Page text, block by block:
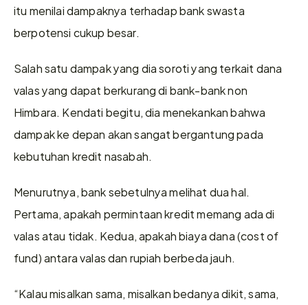
itu menilai dampaknya terhadap bank swasta
berpotensi cukup besar.
Salah satu dampak yang dia soroti yang terkait dana
valas yang dapat berkurang di bank-bank non
Himbara. Kendati begitu, dia menekankan bahwa
dampak ke depan akan sangat bergantung pada
kebutuhan kredit nasabah.
Menurutnya, bank sebetulnya melihat dua hal.
Pertama, apakah permintaan kredit memang ada di
valas atau tidak. Kedua, apakah biaya dana (cost of
fund) antara valas dan rupiah berbeda jauh.
“Kalau misalkan sama, misalkan bedanya dikit, sama,